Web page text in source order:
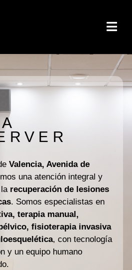
Valencia, Avenida de
una atención integral y
recuperación de lesiones
. Somos especialistas en
terapia manual,
fisioterapia invasiva
, con tecnología
y un equipo humano